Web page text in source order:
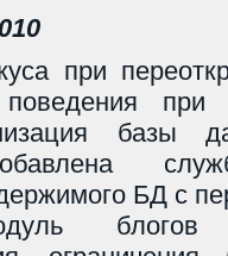
при
поведения
базы
БД с